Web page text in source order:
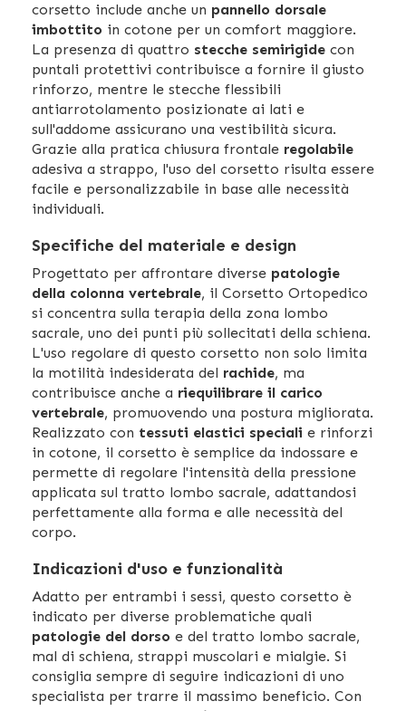
corsetto include anche un pannello dorsale
imbottito in cotone per un comfort maggiore.
La presenza di quattro stecche semirigide con
puntali protettivi contribuisce a fornire il giusto
rinforzo, mentre le stecche flessibili
antiarrotolamento posizionate ai lati e
sull'addome assicurano una vestibilità sicura.
Grazie alla pratica chiusura frontale regolabile
adesiva a strappo, l'uso del corsetto risulta essere
facile e personalizzabile in base alle necessità
individuali.
Specifiche del materiale e design
Progettato per affrontare diverse patologie
della colonna vertebrale, il Corsetto Ortopedico
si concentra sulla terapia della zona lombo
sacrale, uno dei punti più sollecitati della schiena.
L'uso regolare di questo corsetto non solo limita
la motilità indesiderata del rachide, ma
contribuisce anche a riequilibrare il carico
vertebrale, promuovendo una postura migliorata.
Realizzato con tessuti elastici speciali e rinforzi
in cotone, il corsetto è semplice da indossare e
permette di regolare l'intensità della pressione
applicata sul tratto lombo sacrale, adattandosi
perfettamente alla forma e alle necessità del
corpo.
Indicazioni d'uso e funzionalità
Adatto per entrambi i sessi, questo corsetto è
indicato per diverse problematiche quali
patologie del dorso e del tratto lombo sacrale,
mal di schiena, strappi muscolari e mialgie. Si
consiglia sempre di seguire indicazioni di uno
specialista per trarre il massimo beneficio. Con